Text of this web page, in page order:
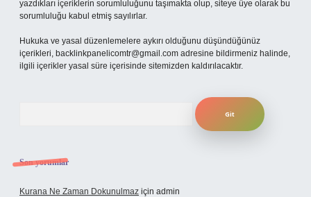
yazdıkları içeriklerin sorumluluğunu taşımakta olup, siteye üye olarak bu
sorumluluğu kabul etmiş sayılırlar.
Hukuka ve yasal düzenlemelere aykırı olduğunu düşündüğünüz
içerikleri, backlinkpanelicomtr@gmail.com adresine bildirmeniz halinde,
ilgili içerikler yasal süre içerisinde sitemizden kaldırılacaktır.
Son yorumlar
Kurana Ne Zaman Dokunulmaz için admin